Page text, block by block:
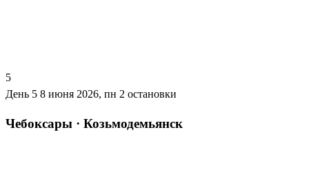
5
День 5 8 июня 2026, пн 2 остановки
Чебоксары · Козьмодемьянск